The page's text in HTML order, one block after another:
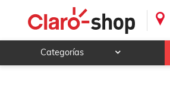
Categorías
PLAYERA UNICORNIO ROSA BLANCA